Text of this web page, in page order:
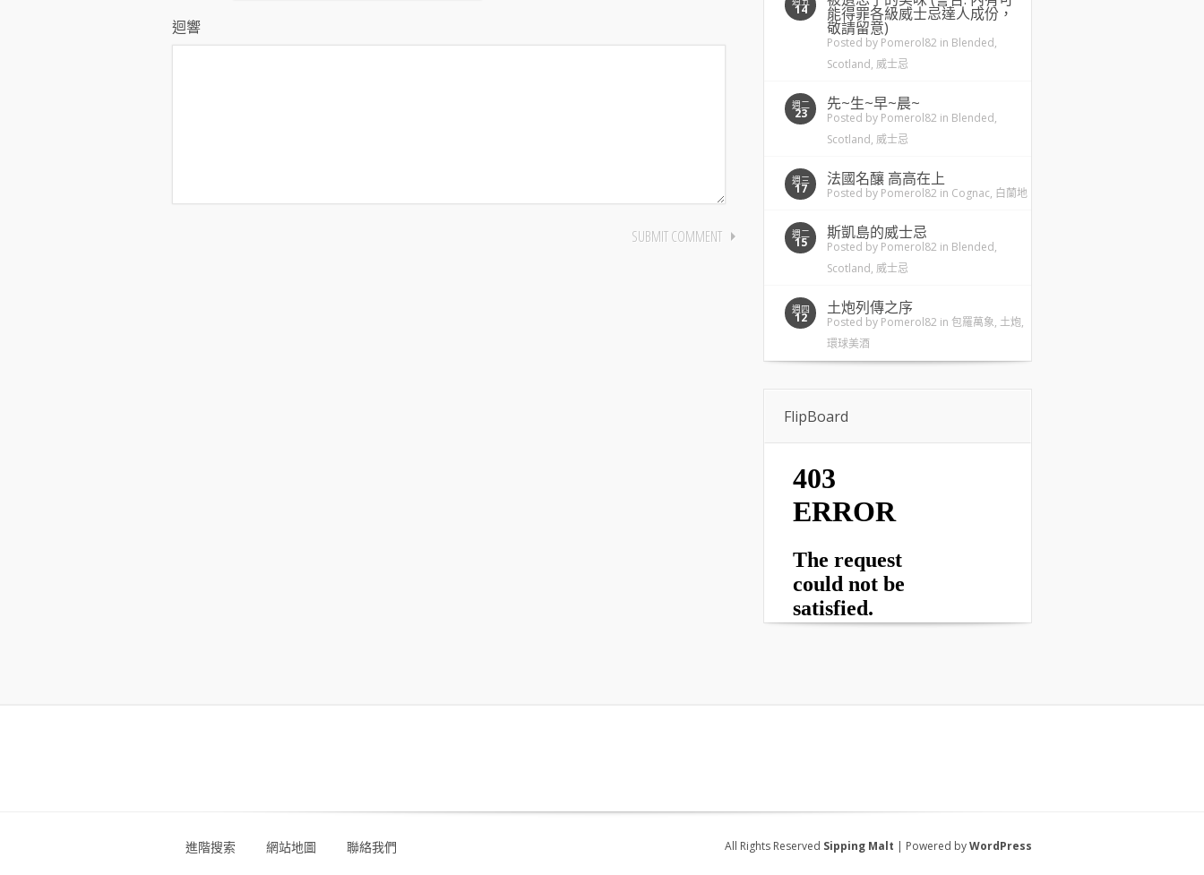
迴響
14 能得罪各級威士忌達人成份，
敬請留意)
Posted by Pomerol82 in Blended,
Scotland, 威士忌
週二
23
先~生~早~晨~
Posted by Pomerol82 in Blended,
Scotland, 威士忌
週三
17
法國名釀 高高在上
Posted by Pomerol82 in Cognac, 白蘭地
週二
15
斯凱島的威士忌
Posted by Pomerol82 in Blended,
Scotland, 威士忌
週四
12
土炮列傳之序
Posted by Pomerol82 in 包羅萬象, 土炮,
環球美酒
FlipBoard
進階搜索 網站地圖 聯絡我們 All Rights Reserved Sipping Malt | Powered byWordPress